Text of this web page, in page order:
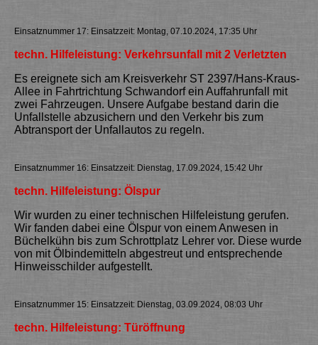
Einsatznummer 17: Einsatzzeit: Montag, 07.10.2024, 17:35 Uhr
techn. Hilfeleistung: Verkehrsunfall mit 2 Verletzten
Es ereignete sich am Kreisverkehr ST 2397/Hans-Kraus-
Allee in Fahrtrichtung Schwandorf ein Auffahrunfall mit
zwei Fahrzeugen. Unsere Aufgabe bestand darin die
Unfallstelle abzusichern und den Verkehr bis zum
Abtransport der Unfallautos zu regeln.
Einsatznummer 16: Einsatzzeit: Dienstag, 17.09.2024, 15:42 Uhr
techn. Hilfeleistung: Ölspur
Wir wurden zu einer technischen Hilfeleistung gerufen.
Wir fanden dabei eine Ölspur von einem Anwesen in
Büchelkühn bis zum Schrottplatz Lehrer vor. Diese wurde
von mit Ölbindemitteln abgestreut und entsprechende
Hinweisschilder aufgestellt.
Einsatznummer 15: Einsatzzeit: Dienstag, 03.09.2024, 08:03 Uhr
techn. Hilfeleistung: Türöffnung